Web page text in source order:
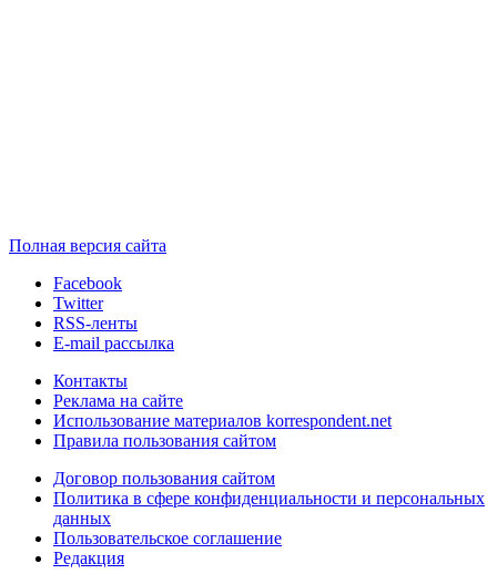
Полная версия сайта
Facebook
Twitter
RSS-ленты
E-mail рассылка
Контакты
Реклама на сайте
Использование материалов korrespondent.net
Правила пользования сайтом
Договор пользования сайтом
Политика в сфере конфиденциальности и персональных
данных
Пользовательское соглашение
Редакция